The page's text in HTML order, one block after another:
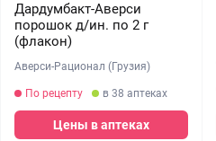
Дардумбакт-Аверси
порошок д/ин. по 2 г
(флакон)
Аверси-Рационал (Грузия)
По рецепту в 38 аптеках
Цены в аптеках